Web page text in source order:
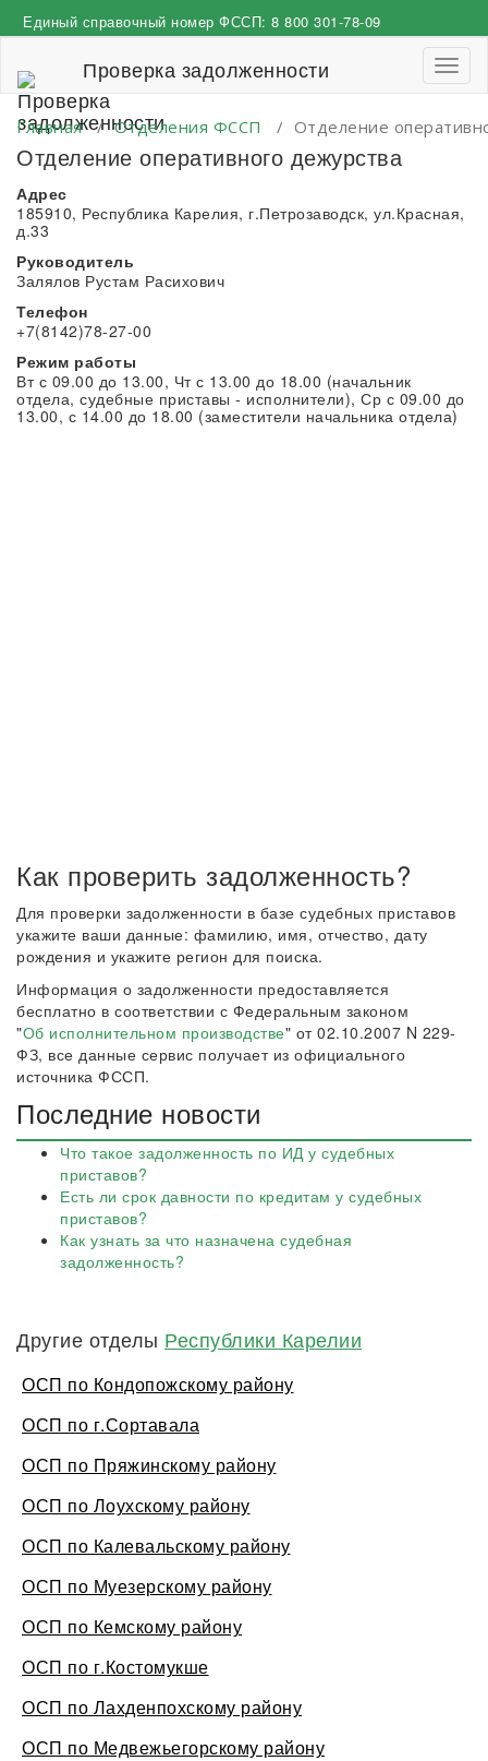
к
Единый справочный номер ФССП: 8 800 301-78-09
Проверка задолженности
Главная/Отделения ФССП / Отделение
Отделение оперативного дежурства
Адрес
185910, Республика Карелия, г.Петрозаводск, ул.Красная,
д.33
Руководитель
Залялов Рустам Расихович
Телефон
+7(8142)78-27-00
Режим работы
Вт с 09.00 до 13.00, Чт с 13.00 до 18.00 (начальник
отдела, судебные приставы - исполнители), Ср с 09.00 до
13.00, с 14.00 до 18.00 (заместители начальника отдела)
Как проверить задолженность?
Для проверки задолженности в базе судебных приставов
укажите ваши данные: фамилию, имя, отчество, дату
рождения и укажите регион для поиска.
Информация о задолженности предоставляется
бесплатно в соответствии с Федеральным законом
"Об исполнительном производстве" от 02.10.2007 N 229-
ФЗ, все данные сервис получает из официального
источника ФССП.
Последние новости
Что такое задолженность по ИД у судебных
приставов?
Есть ли срок давности по кредитам у судебных
приставов?
Как узнать за что назначена судебная
задолженность?
Другие отделы Республики Карелии
ОСП по Кондопожскому району
ОСП по г.Сортавала
ОСП по Пряжинскому району
ОСП по Лоухскому району
ОСП по Калевальскому району
ОСП по Муезерскому району
ОСП по Кемскому району
ОСП по г.Костомукше
ОСП по Лахденпохскому району
ОСП по Медвежьегорскому району